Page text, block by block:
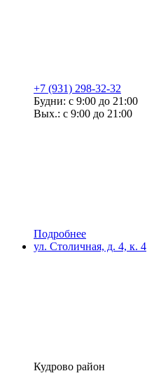
+7 (931) 298-32-32
Будни: с 9:00 до 21:00
Вых.: с 9:00 до 21:00
Подробнее
ул. Столичная, д. 4, к. 4
Кудрово район